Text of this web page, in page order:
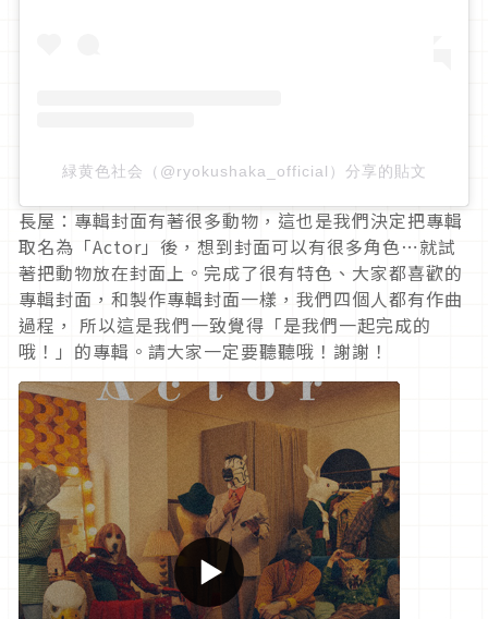
緑黄色社会（@ryokushaka_official）分享的貼文
長屋：專輯封面有著很多動物，這也是我們決定把專輯
取名為「Actor」後，想到封面可以有很多角色⋯就試
著把動物放在封面上。完成了很有特色、大家都喜歡的
專輯封面，和製作專輯封面一樣，我們四個人都有作曲
過程， 所以這是我們一致覺得「是我們一起完成的
哦！」的專輯。請大家一定要聽聽哦！謝謝！